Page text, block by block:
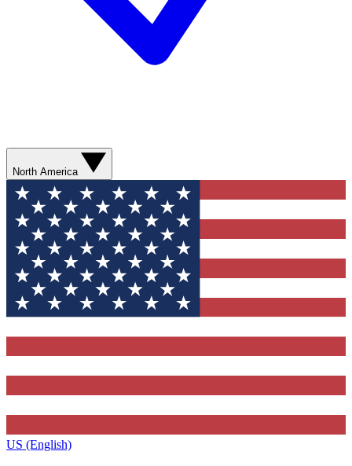
North America
US (English)